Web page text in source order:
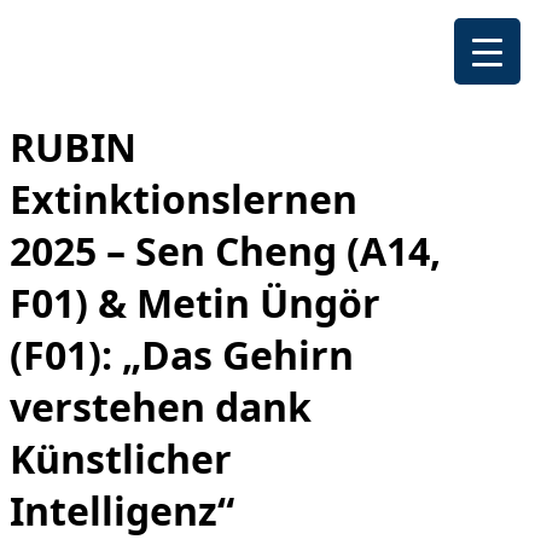
RUBIN
Extinktionslernen
2025 – Sen Cheng (A14,
F01) & Metin Üngör
(F01): „Das Gehirn
verstehen dank
Künstlicher
Intelligenz“